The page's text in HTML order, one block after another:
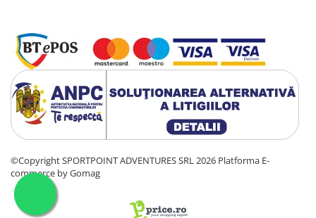
©Copyright SPORTPOINT ADVENTURES SRL 2026 Platforma E-
commerce by Gomag